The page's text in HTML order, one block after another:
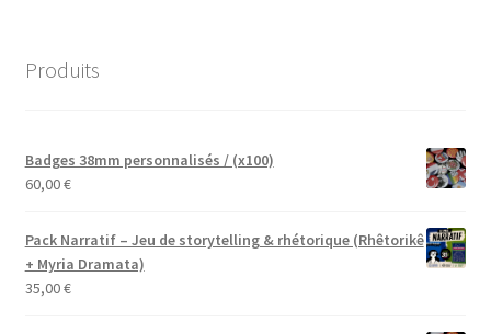
Produits
Badges 38mm personnalisés / (x100)
60,00€
Pack Narratif – Jeu de storytelling & rhétorique (Rhêtorikê
+ Myria Dramata)
35,00€